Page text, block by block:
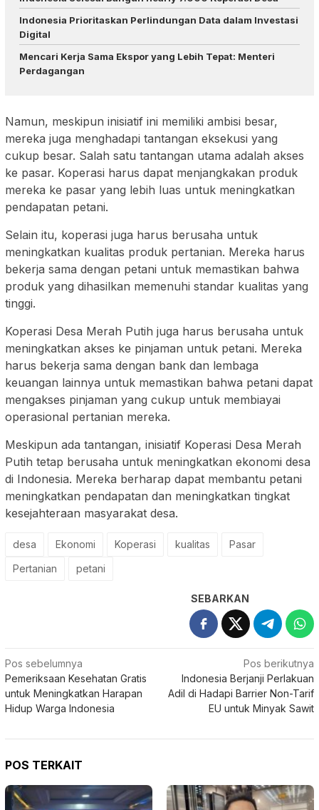
Indonesia Prioritaskan Perlindungan Data dalam Investasi
Digital
Mencari Kerja Sama Ekspor yang Lebih Tepat: Menteri
Perdagangan
Namun, meskipun inisiatif ini memiliki ambisi besar,
mereka juga menghadapi tantangan eksekusi yang
cukup besar. Salah satu tantangan utama adalah akses
ke pasar. Koperasi harus dapat menjangkakan produk
mereka ke pasar yang lebih luas untuk meningkatkan
pendapatan petani.
Selain itu, koperasi juga harus berusaha untuk
meningkatkan kualitas produk pertanian. Mereka harus
bekerja sama dengan petani untuk memastikan bahwa
produk yang dihasilkan memenuhi standar kualitas yang
tinggi.
Koperasi Desa Merah Putih juga harus berusaha untuk
meningkatkan akses ke pinjaman untuk petani. Mereka
harus bekerja sama dengan bank dan lembaga
keuangan lainnya untuk memastikan bahwa petani dapat
mengakses pinjaman yang cukup untuk membiayai
operasional pertanian mereka.
Meskipun ada tantangan, inisiatif Koperasi Desa Merah
Putih tetap berusaha untuk meningkatkan ekonomi desa
di Indonesia. Mereka berharap dapat membantu petani
meningkatkan pendapatan dan meningkatkan tingkat
kesejahteraan masyarakat desa.
desa Ekonomi Koperasi kualitas
Pasar
Pertanian
petani
SEBARKAN
Navigasi
pos
Pos sebelumnya
Pemeriksaan Kesehatan Gratis
untuk Meningkatkan Harapan
Hidup Warga Indonesia
Pos berikutnya
Indonesia Berjanji Perlakuan
Adil di Hadapi Barrier Non-Tarif
EU untuk Minyak Sawit
POS TERKAIT